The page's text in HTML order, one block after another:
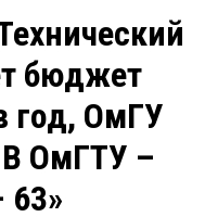
Рейтинги
Блоги
Архив
бюджет
год, ОмГУ
ОмГТУ –
63»